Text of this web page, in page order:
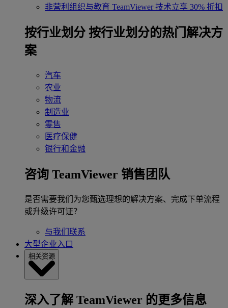
非营利组织与教育 TeamViewer 技术立享 30% 折扣
‌按行业划分 按行业划分的热门解决方
案
汽车
农业
物流
制造业
零售
医疗保健
银行和金融
咨询 TeamViewer 销售团队
是否需要我们为您甄选理想的解决方案、完成下单流程
或升级许可证？
与我们联系
大型企业入口
相关资源
深入了解 TeamViewer 的更多信息